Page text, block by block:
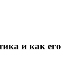
и как его